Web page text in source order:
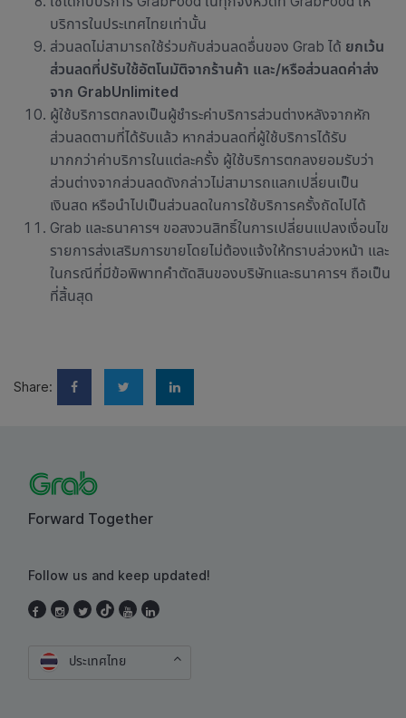
บริการในประเทศไทยเท่านั้น
ส่วนลดไม่สามารถใช้ร่วมกับส่วนลดอื่นของ Grab ได้ ยกเว้น
ส่วนลดที่ปรับใช้อัตโนมัติจากร้านค้า และ/หรือส่วนลดค่าส่ง
จาก GrabUnlimited
ผู้ใช้บริการตกลงเป็นผู้ชำระค่าบริการส่วนต่างหลังจากหัก
ส่วนลดตามที่ได้รับแล้ว หากส่วนลดที่ผู้ใช้บริการได้รับ
มากกว่าค่าบริการในแต่ละครั้ง ผู้ใช้บริการตกลงยอมรับว่า
ส่วนต่างจากส่วนลดดังกล่าวไม่สามารถแลกเปลี่ยนเป็น
เงินสด หรือนำไปเป็นส่วนลดในการใช้บริการครั้งถัดไปได้
Grab และธนาคารฯ ขอสงวนสิทธิ์ในการเปลี่ยนแปลงเงื่อนไข
รายการส่งเสริมการขายโดยไม่ต้องแจ้งให้ทราบล่วงหน้า และ
ในกรณีที่มีข้อพิพาทคำตัดสินของบริษัทและธนาคารฯ ถือเป็น
ที่สิ้นสุด
Share:
Forward Together
Follow us and keep updated!
ประเทศไทย